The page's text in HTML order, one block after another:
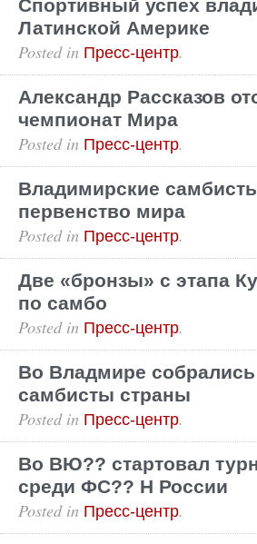
Спортивный успех
Латинской Америке
Posted in Пресс-центр.
Александр Рассказов
чемпионат Мира
Posted in Пресс-центр.
Владимирские
первенство мира
Posted in Пресс-центр.
Две «бронзы» с этапа
по самбо
Posted in Пресс-центр.
Во Владмире
самбисты страны
Posted in Пресс-центр.
Во ВЮ?? стартовал
среди ФС?? Н России
Posted in Пресс-центр.